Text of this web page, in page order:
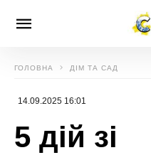
ГОЛОВНА ДІМ ТА САД
14.09.2025 16:01
5 дій зі